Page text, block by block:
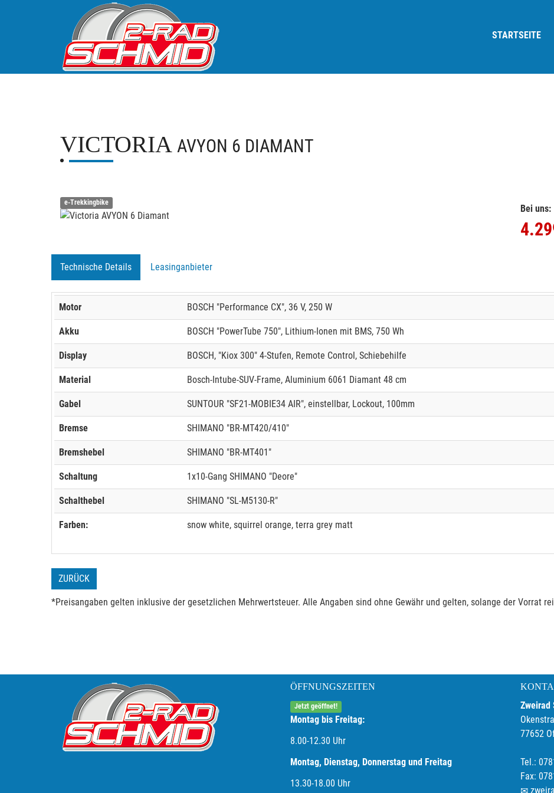
STARTSEITE
VICTORIA AVYON 6 DIAMANT
e-Trekkingbike
Bei uns:
Technische Details Leasinganbieter
Motor BOSCH "Performance CX", 36 V, 250 W
Akku BOSCH "PowerTube 750", Lithium-Ionen mit BMS, 750 Wh
Display BOSCH, "Kiox 300" 4-Stufen, Remote Control, Schiebehilfe
Material Bosch-Intube-SUV-Frame, Aluminium 6061 Diamant 48 cm
Gabel SUNTOUR "SF21-MOBIE34 AIR", einstellbar, Lockout, 100mm
Bremse SHIMANO "BR-MT420/410"
Bremshebel SHIMANO "BR-MT401"
Schaltung 1x10-Gang SHIMANO "Deore"
Schalthebel SHIMANO "SL-M5130-R"
Farben: snow white, squirrel orange, terra grey matt
ZURÜCK
*Preisangaben gelten inklusive der gesetzlichen Mehrwertsteuer. Alle Angaben sind ohne Gewähr und gelten, solange der Vorrat
ÖFFNUNGSZEITEN
Jetzt geöffnet!
Montag bis Freitag:
8.00-12.30 Uhr
Montag, Dienstag, Donnerstag und Freitag
13.30-18.00 Uhr
Zweirad
77652
Tel.:
Fax: